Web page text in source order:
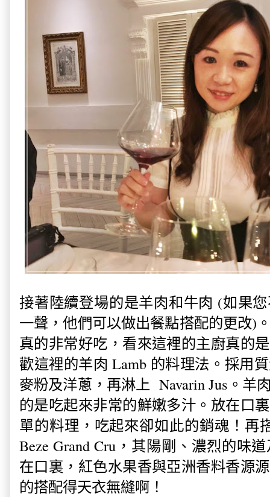
接著陸續登場的是羊肉和牛肉 (如果
一聲，他們可以做出餐點搭配的更改)
真的非常好吃，看來這裡的主廚真的
歡這裡的羊肉 Lamb 的料理法。採用
麥粉及洋蔥，再淋上 Navarin Jus。羊
的是吃起來非常的鮮嫩多汁。放在口
單的料理，吃起來卻如此的銷魂！再
Beze Grand Cru，其陽剛、濃烈的味
在口裏，紅色水果香與亞洲香料香源
的搭配得天衣無縫啊！